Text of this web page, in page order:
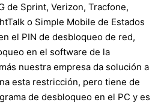
de Sprint, Verizon, Tracfone,
o Simple Mobile de Estados
el PIN de desbloqueo de red,
en el software de la
nuestra empresa da solución a
esta restricción, pero tiene de
de desbloqueo en el PC y es